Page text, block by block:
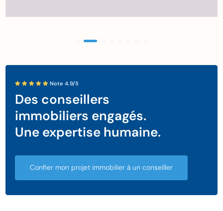
Note 4.9/5
Des conseillers
immobiliers engagés.
Une expertise humaine.
Confier mon projet immobilier à un conseiller